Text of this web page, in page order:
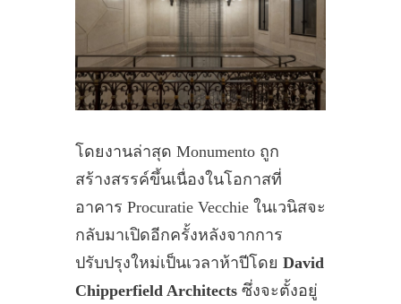
โดยงานล่าสุด Monumento ถูก
สร้างสรรค์ขึ้นเนื่องในโอกาสที่
อาคาร Procuratie Vecchie ในเวนิสจะ
กลับมาเปิดอีกครั้งหลังจากการ
ปรับปรุงใหม่เป็นเวลาห้าปีโดย David
Chipperfield Architects ซึ่งจะตั้งอยู่